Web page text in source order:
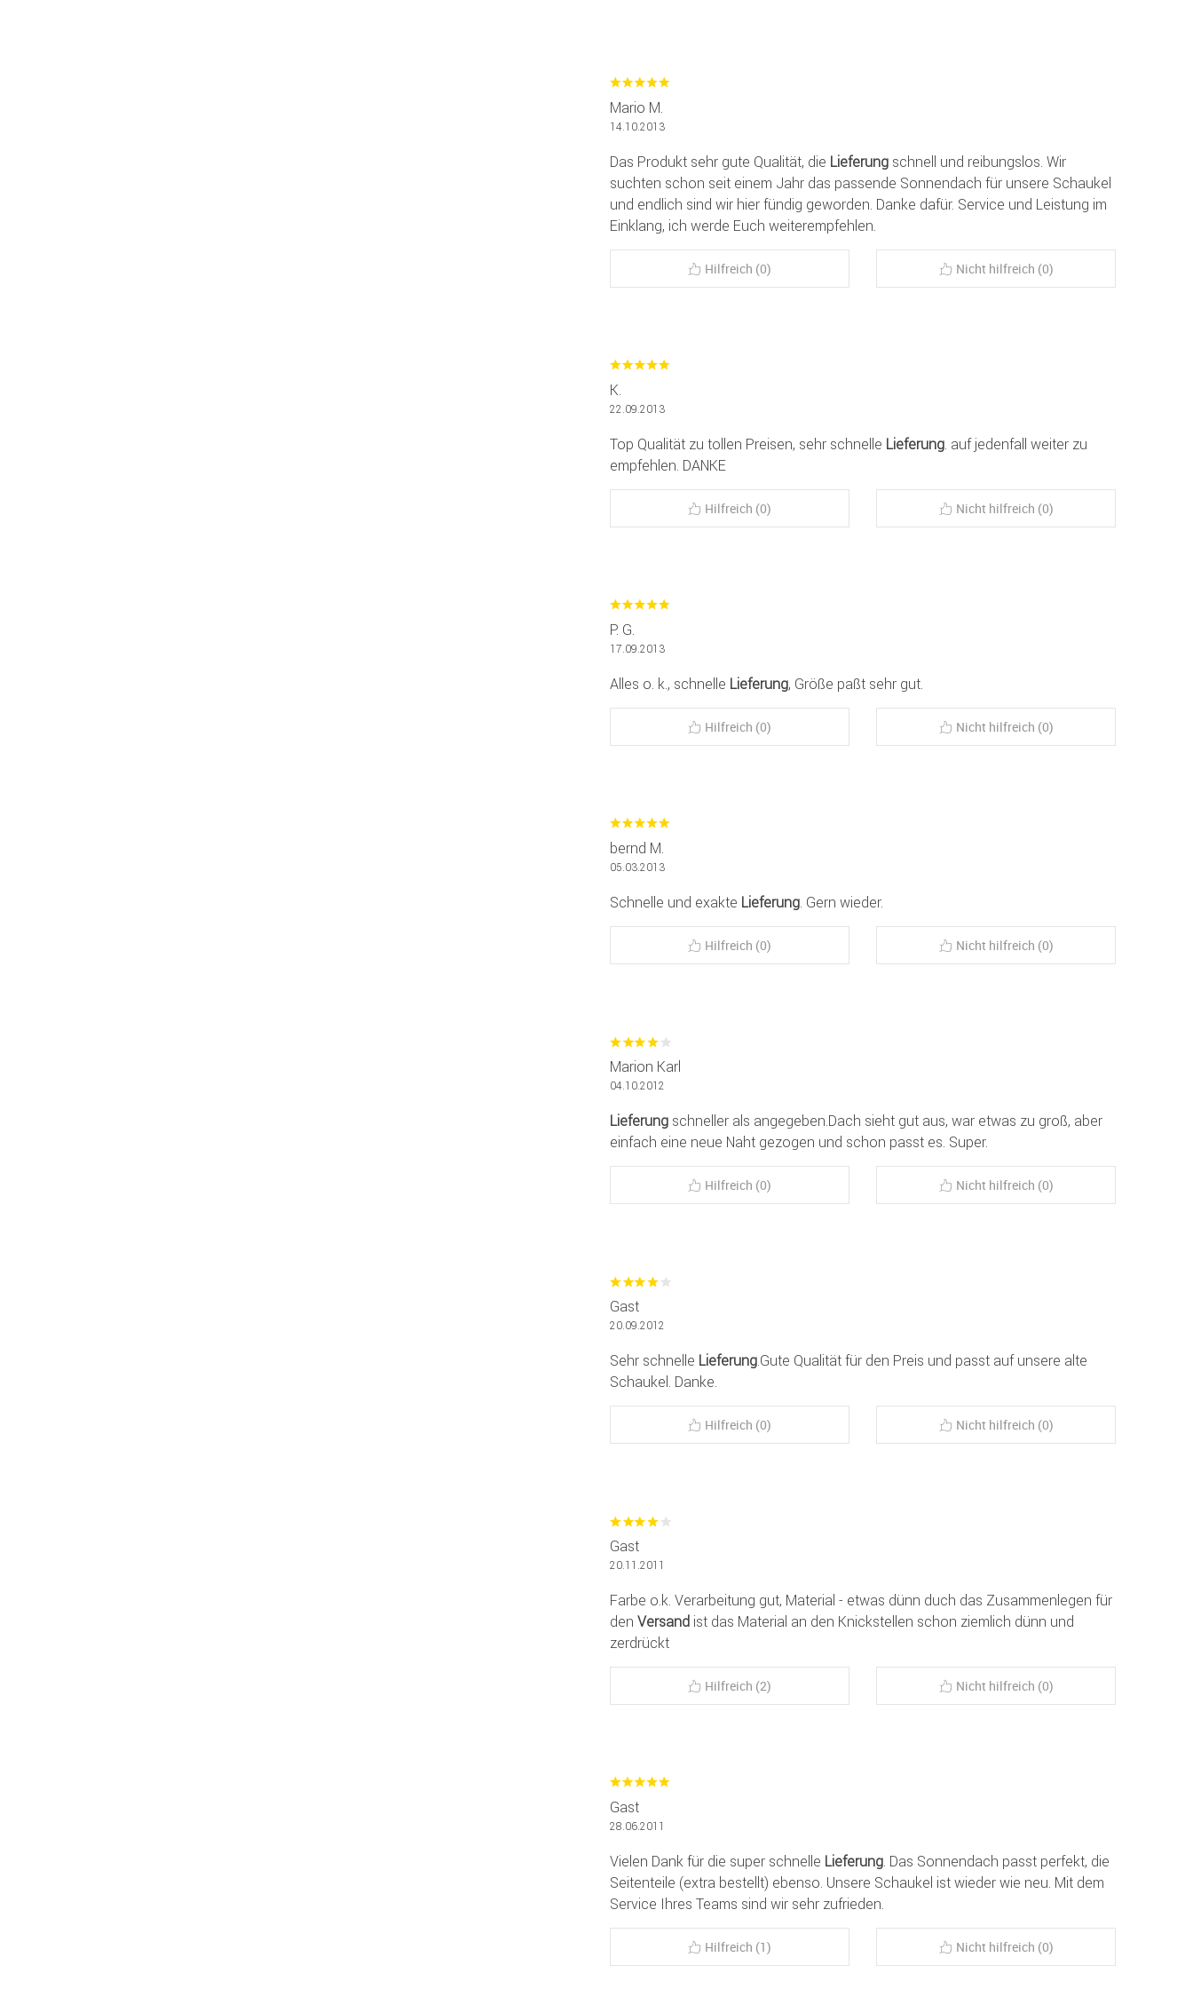
Mario M.
14.10.2013
Das Produkt sehr gute Qualität, die Lieferung schnell und reibungslos. Wir
suchten schon seit einem Jahr das passende Sonnendach für unsere Schaukel
und endlich sind wir hier fündig geworden. Danke dafür. Service und Leistung im
Einklang, ich werde Euch weiterempfehlen.
Hilfreich (0) Nicht hilfreich (0)
K.
22.09.2013
Top Qualität zu tollen Preisen, sehr schnelle Lieferung . auf jedenfall weiter zu
empfehlen. DANKE
Hilfreich (0) Nicht hilfreich (0)
P. G.
17.09.2013
Alles o. k., schnelle Lieferung, Größe paßt sehr gut.
Hilfreich (0) Nicht hilfreich (0)
bernd M.
05.03.2013
Schnelle und exakte Lieferung . Gern wieder.
Hilfreich (0) Nicht hilfreich (0)
Marion Karl
04.10.2012
Lieferung schneller als angegeben.Dach sieht gut aus, war etwas zu groß, aber
einfach eine neue Naht gezogen und schon passt es. Super.
Hilfreich (0) Nicht hilfreich (0)
Gast
20.09.2012
Sehr schnelle Lieferung .Gute Qualität für den Preis und passt auf unsere alte
Schaukel. Danke.
Hilfreich (0) Nicht hilfreich (0)
Gast
20.11.2011
Farbe o.k. Verarbeitung gut, Material - etwas dünn duch das Zusammenlegen für
den Versand ist das Material an den Knickstellen schon ziemlich dünn und
zerdrückt
Hilfreich (2) Nicht hilfreich (0)
Gast
28.06.2011
Vielen Dank für die super schnelle Lieferung . Das Sonnendach passt perfekt, die
Seitenteile (extra bestellt) ebenso. Unsere Schaukel ist wieder wie neu. Mit dem
Service Ihres Teams sind wir sehr zufrieden.
Hilfreich (1) Nicht hilfreich (0)